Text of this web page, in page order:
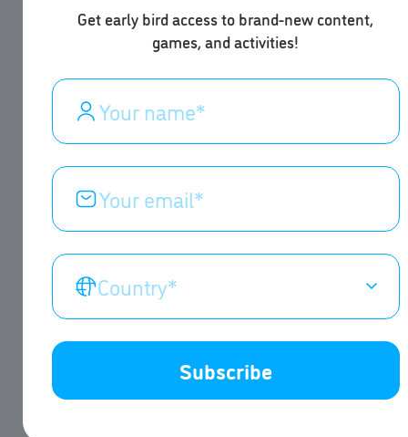
Get early bird access to brand-new content,
games, and activities!